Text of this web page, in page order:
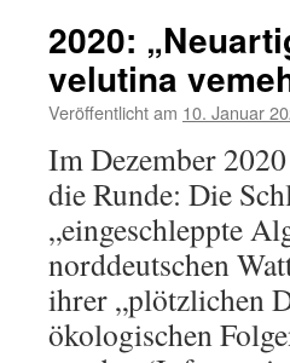
2020:
velutina
Veröffentlicht am 10. Januar
Im Dezember
die Runde: Die
„eingeschleppte
norddeutschen
ihrer „plötzlichen
ökologischen